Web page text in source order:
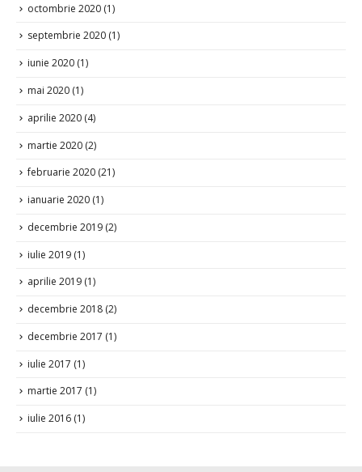
octombrie 2020 (1)
septembrie 2020 (1)
iunie 2020 (1)
mai 2020 (1)
aprilie 2020 (4)
martie 2020 (2)
februarie 2020 (21)
ianuarie 2020 (1)
decembrie 2019 (2)
iulie 2019 (1)
aprilie 2019 (1)
decembrie 2018 (2)
decembrie 2017 (1)
iulie 2017 (1)
martie 2017 (1)
iulie 2016 (1)